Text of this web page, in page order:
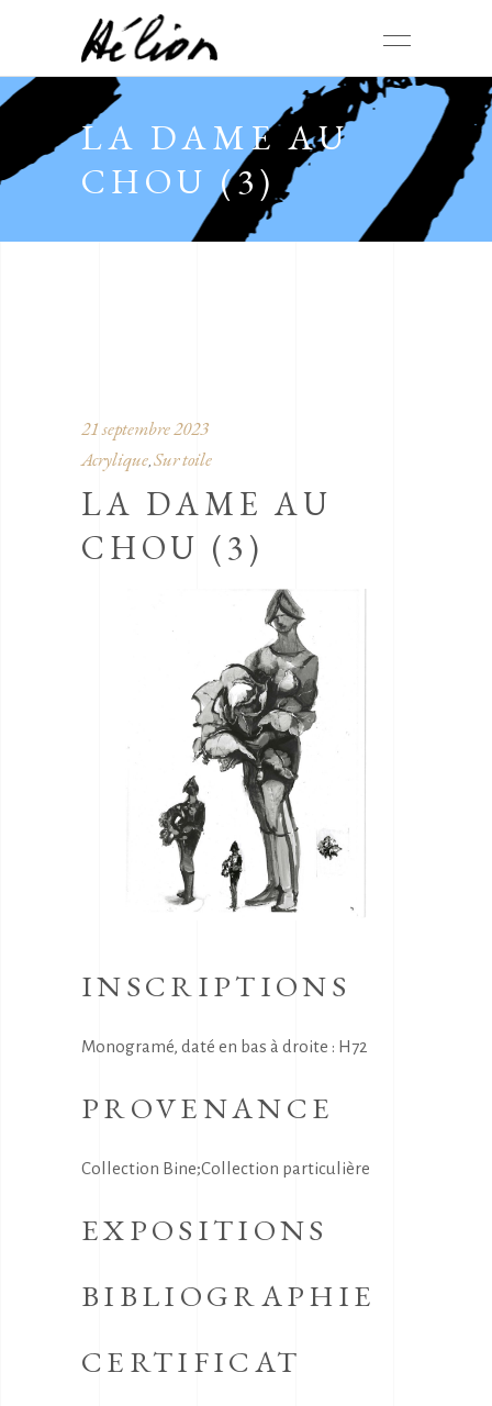
LA DAME AU
CHOU (3)
21 septembre 2023
Acrylique, Sur toile
LA DAME AU
CHOU (3)
INSCRIPTIONS
Monogramé, daté en bas à droite : H72
PROVENANCE
Collection Bine;Collection particulière
EXPOSITIONS
BIBLIOGRAPHIE
CERTIFICAT